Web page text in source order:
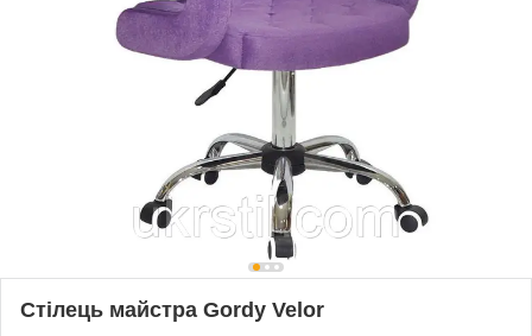
Стілець майстра Gordy Velor